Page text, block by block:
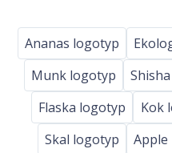
Ananas logotyp
Munk logotyp
Flaska logotyp
Kok
Skal logotyp